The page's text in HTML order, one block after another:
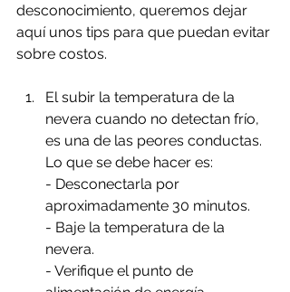
desconocimiento, queremos dejar
aquí unos tips para que puedan evitar
sobre costos.
El subir la temperatura de la
nevera cuando no detectan frío,
es una de las peores conductas.
Lo que se debe hacer es:
- Desconectarla por
aproximadamente 30 minutos.
- Baje la temperatura de la
nevera.
- Verifique el punto de